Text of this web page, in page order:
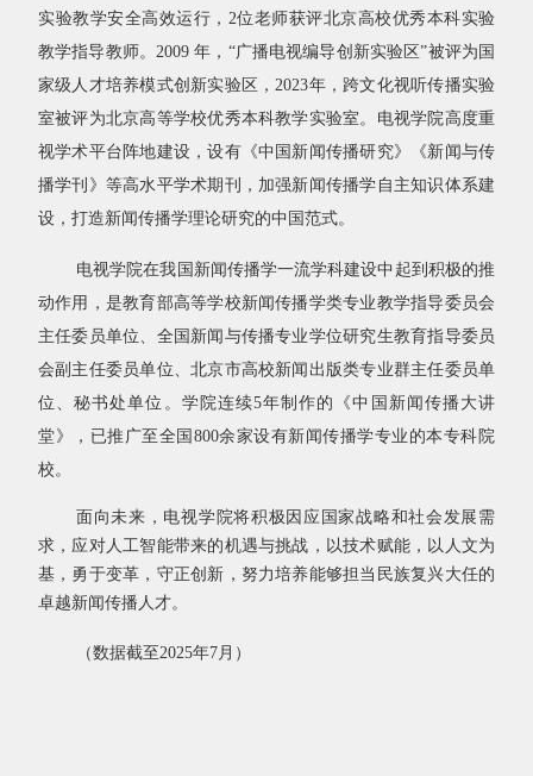
实验教学安全高效运行， 2位老师获评北京高校优秀本科实验
教学指导教师。2009年，“广播电视编导创新实验区”被评为国
家级人才培养模式创新实验区，2023年，跨文化视听传播实验
室被评为北京高等学校优秀本科教学实验室。电视学院高度重
视学术平台阵地建设，设有《中国新闻传播研究》《新闻与传
播学刊》等高水平学术期刊，加强新闻传播学自主知识体系建
设，打造新闻传播学理论研究的中国范式。
电视学院在我国新闻传播学一流学科建设中起到积极的推
动作用，是教育部高等学校新闻传播学类专业教学指导委员会
主任委员单位、全国新闻与传播专业学位研究生教育指导委员
会副主任委员单位、北京市高校新闻出版类专业群主任委员单
位、秘书处单位。学院连续5年制作的《中国新闻传播大讲
堂》，已推广至全国 800余家设有新闻传播学专业的本专科院
校。
面向未来，电视学院将积极因应国家战略和社会发展需
求，应对人工智能带来的机遇与挑战，以技术赋能，以人文为
基，勇于变革，守正创新，努力培养能够担当民族复兴大任的
卓越新闻传播人才。
（数据截至2025年7月）